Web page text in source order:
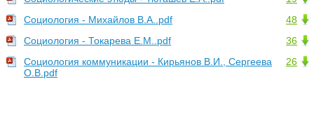
48
Социология - Михайлов В.А..pdf
36
Социология - Токарева Е.М..pdf
26
Социология коммуникации - Кирьянов В.И., Сергеева
О.В.pdf